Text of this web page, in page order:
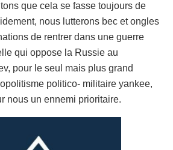
que cela se fasse toujours de
nous lutterons bec et ongles
de rentrer dans une guerre
qui oppose la Russie au
pour le seul mais plus grand
politico- militaire yankee,
nous un ennemi prioritaire.